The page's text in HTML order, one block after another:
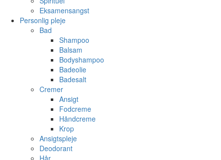
Eksamensangst
Personlig pleje
Bad
Shampoo
Balsam
Bodyshampoo
Badeolie
Badesalt
Cremer
Ansigt
Fodcreme
Håndcreme
Krop
Ansigtspleje
Deodorant
Hår